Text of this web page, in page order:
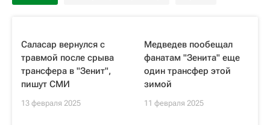
Саласар вернулся с
травмой после срыва
трансфера в "Зенит",
пишут СМИ
13 февраля 2025
Медведев пообещал
фанатам "Зенита" еще
один трансфер этой
зимой
11 февраля 2025